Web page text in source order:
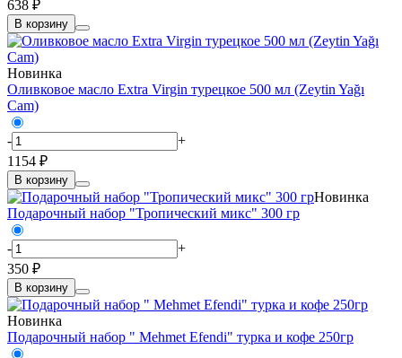
638 ₽
В корзину
Новинка
Оливковое масло Extra Virgin турецкое 500 мл (Zeytin Yağı
Cam)
-
+
1154 ₽
В корзину
Новинка
Подарочный набор "Тропический микс" 300 гр
-
+
350 ₽
В корзину
Новинка
Подарочный набор " Mehmet Efendi" турка и кофе 250гр